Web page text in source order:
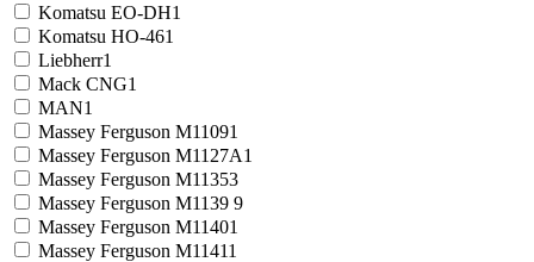
Komatsu EO-DH1
Komatsu HO-461
Liebherr1
Mack CNG1
MAN1
Massey Ferguson M11091
Massey Ferguson M1127A1
Massey Ferguson M11353
Massey Ferguson M1139 9
Massey Ferguson M11401
Massey Ferguson M11411